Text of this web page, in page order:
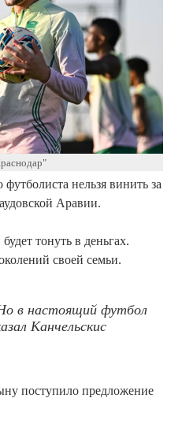
нельзя винить за
Аравии.
тонуть в деньгах.
своей семьи.
в настоящий футбол
Канчельскис
поступило предложение